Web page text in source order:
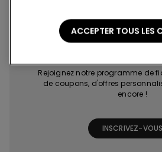
Rejoignez notre programme de
de coupons, d'offres
encore !
INSCRIVEZ-VOUS
ACCEPTER TOUS LES